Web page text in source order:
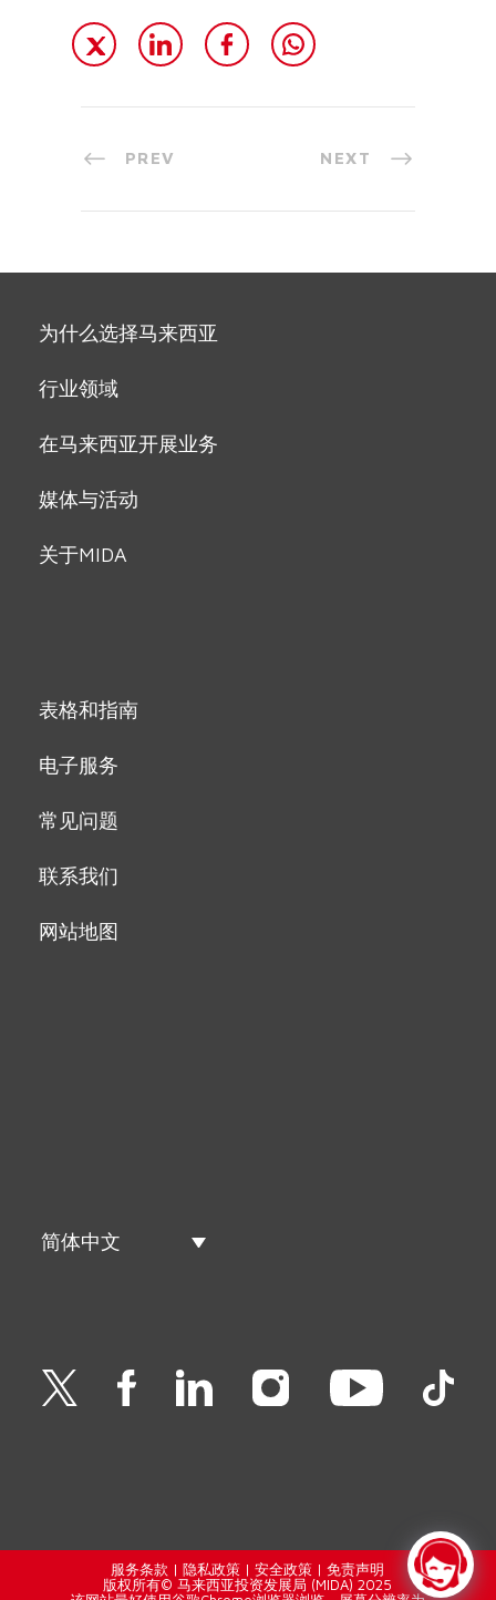
PREV NEXT
为什么选择马来西亚
行业领域
在马来西亚开展业务
媒体与活动
关于MIDA
表格和指南
电子服务
常见问题
联系我们
网站地图
简体中文
服务条款 |隐私政策 |安全政策 |免责声明
版权所有© 马来西亚投资发展局 (MIDA) 2025